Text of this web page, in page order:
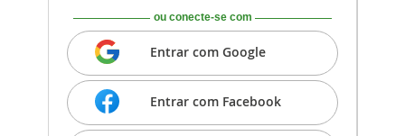
ou conecte-se com